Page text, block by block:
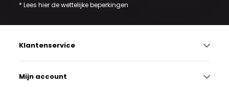
* Lees hier de wettelijke beperkingen
Klantenservice
Mijn account